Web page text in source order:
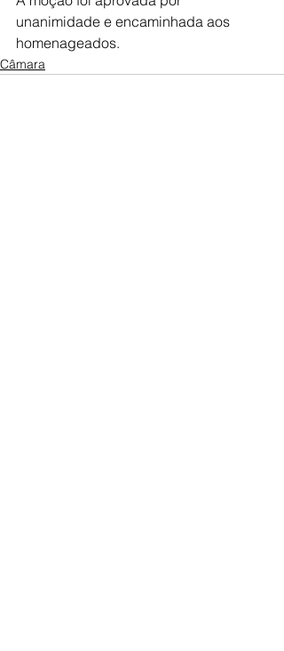
unanimidade e encaminhada aos
homenageados.
Câmara